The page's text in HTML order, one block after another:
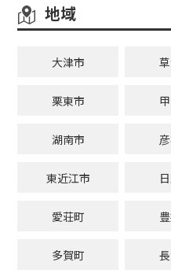
地域
大津市
栗東市
湖南市
東近江市
愛荘町
多賀町